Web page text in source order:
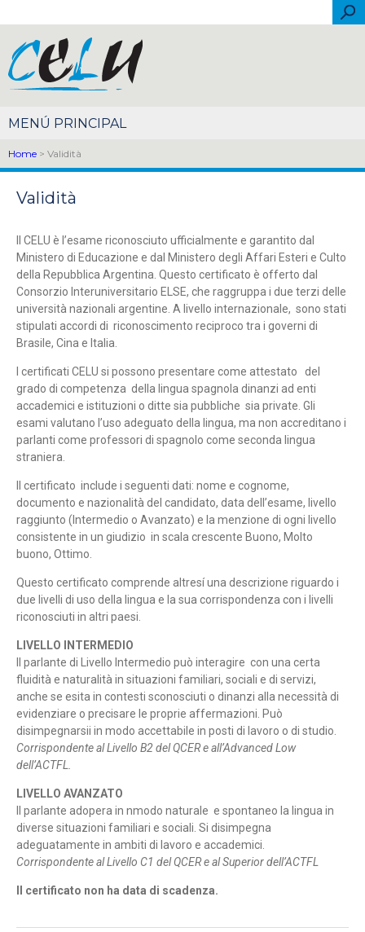
Home > Validità
Validità
Il CELU è l’esame riconosciuto ufficialmente e garantito dal
Ministero di Educazione e dal Ministero degli Affari Esteri e Culto
della Repubblica Argentina. Questo certificato è offerto dal
Consorzio Interuniversitario ELSE, che raggruppa i due terzi delle
università nazionali argentine. A livello internazionale, sono stati
stipulati accordi di riconoscimento reciproco tra i governi di
Brasile, Cina e Italia.
I certificati CELU si possono presentare come attestato del
grado di competenza della lingua spagnola dinanzi ad enti
accademici e istituzioni o ditte sia pubbliche sia private. Gli
esami valutano l’uso adeguato della lingua, ma non accreditano i
parlanti come professori di spagnolo come seconda lingua
straniera.
Il certificato include i seguenti dati: nome e cognome,
documento e nazionalità del candidato, data dell’esame, livello
raggiunto (Intermedio o Avanzato) e la menzione di ogni livello
consistente in un giudizio in scala crescente Buono, Molto
buono, Ottimo.
Questo certificato comprende altresí una descrizione riguardo i
due livelli di uso della lingua e la sua corrispondenza con i livelli
riconosciuti in altri paesi.
LIVELLO INTERMEDIO
Il parlante di Livello Intermedio può interagire con una certa
fluidità e naturalità in situazioni familiari, sociali e di servizi,
anche se esita in contesti sconosciuti o dinanzi alla necessità di
evidenziare o precisare le proprie affermazioni. Può
disimpegnarsii in modo accettabile in posti di lavoro o di studio.
Corrispondente al Livello B2 del QCER e all’Advanced Low
dell’ACTFL.
LIVELLO AVANZATO
Il parlante adopera in nmodo naturale e spontaneo la lingua in
diverse situazioni familiari e sociali. Si disimpegna
adeguatamente in ambiti di lavoro e accademici.
Corrispondente al Livello C1 del QCER e al Superior dell’ACTFL
Il certificato non ha data di scadenza.